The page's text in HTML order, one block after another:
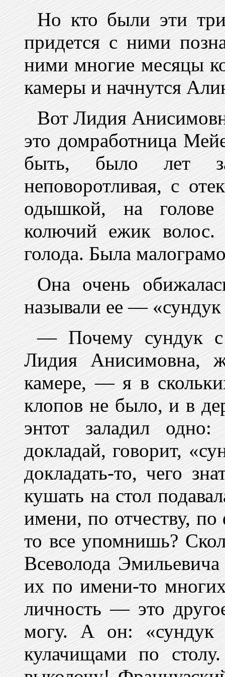
Но кто были эти
придется с ними
ними многие месяцы
камеры и начнутся
Вот Лидия
это домработница
быть, было лет
неповоротливая, с
одышкой, на голове
колючий ежик
голода. Была
Она очень
называли ее —
— Почему сундук с
Лидия Анисимовна,
камере, — я в
клопов не было, и в
энтот заладил
докладай, говорит,
докладать-то, чего
кушать на стол
имени, по отчеству,
то все упомнишь?
Всеволода
их по имени-то
личность — это
могу. А он:
кулачищами по